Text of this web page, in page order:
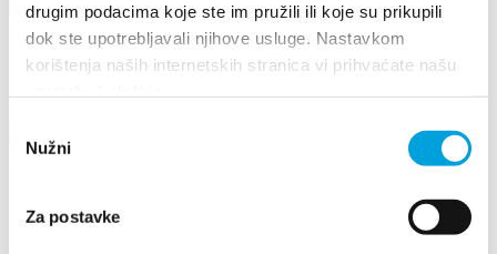
drugim podacima koje ste im pružili ili koje su prikupili
dok ste upotrebljavali njihove usluge. Nastavkom
korištenja naših internetskih stranica vi prihvaćate našu
pristanka
Nužni
Za postavke
17 agosto 2026
Arias under the stars
17th DAYS OF TRADITION, ECO ETHNO FAIR AND